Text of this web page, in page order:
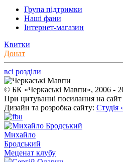
Група підтримки
Наші фани
Інтернет-магазин
Квитки
Донат
всі розділи
© БК «Черкаські Мавпи», 2006 -
При цитуванні посилання на сайт
Дизайн та розробка сайту: Студія
Михайло
Бродський
Меценат клубу